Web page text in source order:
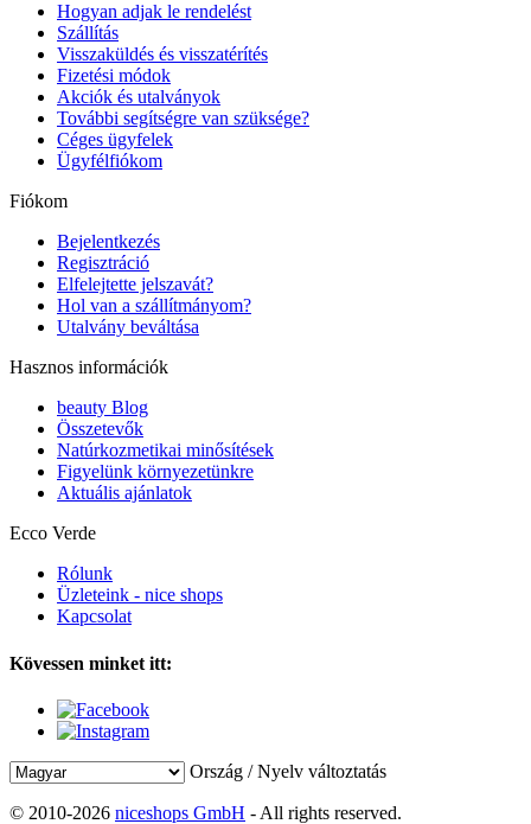
Hogyan adjak le rendelést
Szállítás
Visszaküldés és visszatérítés
Fizetési módok
Akciók és utalványok
További segítségre van szüksége?
Céges ügyfelek
Ügyfélfiókom
Fiókom
Bejelentkezés
Regisztráció
Elfelejtette jelszavát?
Hol van a szállítmányom?
Utalvány beváltása
Hasznos információk
beauty Blog
Összetevők
Natúrkozmetikai minősítések
Figyelünk környezetünkre
Aktuális ajánlatok
Ecco Verde
Rólunk
Üzleteink - nice shops
Kapcsolat
Kövessen minket itt:
Ország / Nyelv változtatás
© 2010-2026 niceshops GmbH - All rights reserved.